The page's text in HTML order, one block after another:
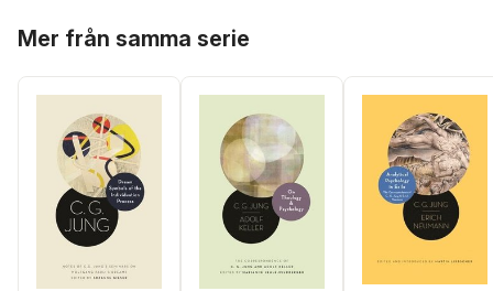
Mer från samma serie